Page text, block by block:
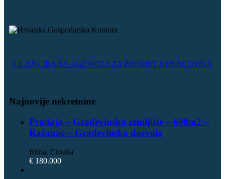
LICENCIRANA AGENCIJA ZA PROMET NEKRETNINA
Najnovije nekretnine
Prodaja – Građevinsko zemljište – 600m2 –
Ražanac – Građevinska dozvola
Rtina, Croatia
€ 180.000